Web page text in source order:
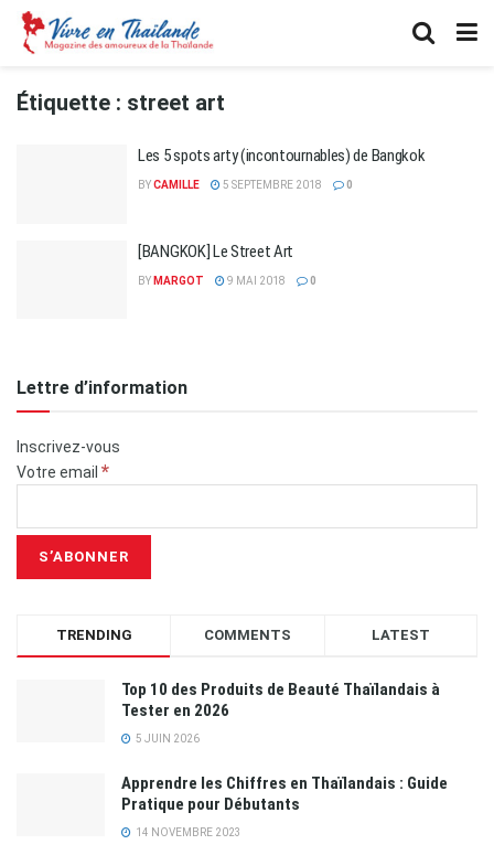
Étiquette : street art
Les 5 spots arty (incontournables) de Bangkok
BYCAMILLE 5 SEPTEMBRE 2018 0
[BANGKOK] Le Street Art
BY MARGOT 9 MAI 2018 0
Lettre d’information
Inscrivez-vous
Votre email *
TRENDING COMMENTS LATEST
Top 10 des Produits de Beauté Thaïlandais à
Tester en 2026
5 JUIN 2026
Apprendre les Chiffres en Thaïlandais : Guide
Pratique pour Débutants
14 NOVEMBRE 2023